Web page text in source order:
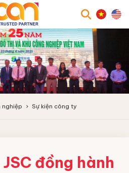
nghiệp Sự kiện công ty
đồng hành